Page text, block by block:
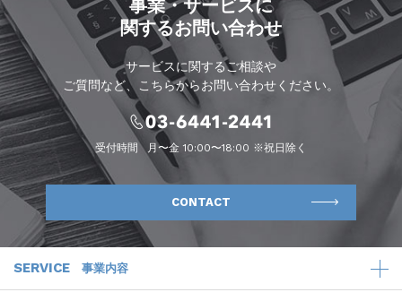
事業・サービスに
関するお問い合わせ
サービスに関するご相談や
ご質問など、こちらからお問い合わせください。
受付時間 月〜金 10:00〜18:00 ※祝日除く
CONTACT
SERVICE 事業内容